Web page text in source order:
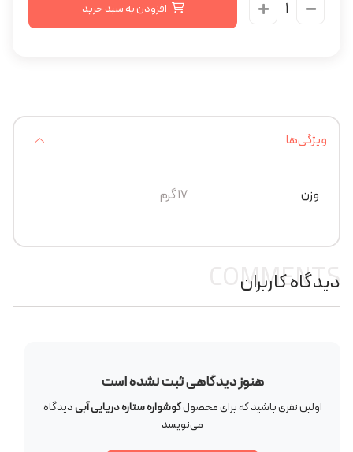
افزودن به سبد خرید
ویژگی‌ها
وزن 17 گرم
دیدگاه کاربران
COMMENTS
هنوز دیدگاهی ثبت نشده است
اولین نفری باشید که برای محصولگوشواره ستاره دریایی آبیدیدگاه
می‌نویسد